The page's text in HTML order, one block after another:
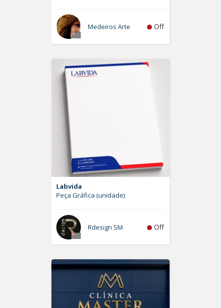
Medeiros Arte Off
Labvida
Peça Gráfica (unidade)
Rdesign SM Off